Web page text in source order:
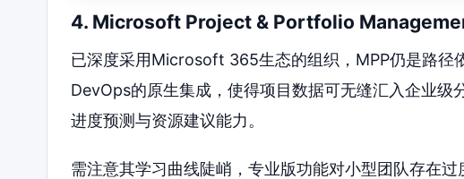
4. Microsoft Project & Portfolio
已深度采用Microsoft 365生态的组织，MPP仍是路径
DevOps的原生集成，使得项目数据可无缝汇入企业
进度预测与资源建议能力。
需注意其学习曲线陡峭，专业版功能对小型团队存在